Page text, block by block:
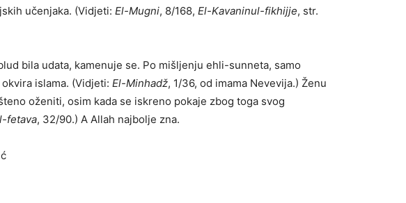
učenjaka. (Vidjeti: El-Mugni, 8/168, El-Kavaninul-fikhijje, str.
bila udata, kamenuje se. Po mišljenju ehli-sunneta, samo
islama. (Vidjeti: El-Minhadž, 1/36, od imama Nevevija.) Ženu
oženiti, osim kada se iskreno pokaje zbog toga svog
fetava, 32/90.) A Allah najbolje zna.